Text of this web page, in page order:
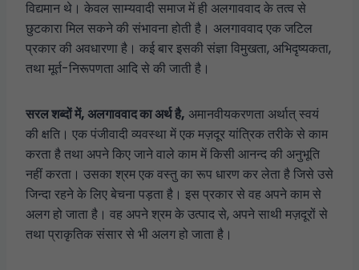
विद्यमान थे। केवल साम्यवादी समाज में ही अलगाववाद के तत्व से
छुटकारा मिल सकने की संभावना होती है। अलगाववाद एक जटिल
प्रकार की अवधारणा है। कई बार इसकी संज्ञा विमुखता, अभिदृष्यकता,
तथा मूर्त-निरूपणता आदि से की जाती है।
सरल शब्दों में, अलगाववाद का अर्थ है, अमानवीयकरणता अर्थात् स्वयं
की क्षति। एक पंजीवादी व्यवस्था में एक मज़दूर यांत्रिक तरीके से काम
करता है तथा अपने किए जाने वाले काम में किसी आनन्द की अनुभूति
नहीं करता। उसका श्रम एक वस्तु का रूप धारण कर लेता है जिसे उसे
जिन्दा रहने के लिए बेचना पड़ता है। इस प्रकार से वह अपने काम से
अलग हो जाता है। वह अपने श्रम के उत्पाद से, अपने साथी मज़दूरों से
तथा प्राकृतिक संसार से भी अलग हो जाता है।